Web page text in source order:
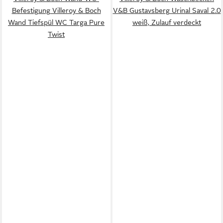
Befestigung Villeroy & Boch
Wand Tiefspül WC Targa Pure
Twist
V&B Gustavsberg Urinal Saval 2.0
weiß, Zulauf verdeckt